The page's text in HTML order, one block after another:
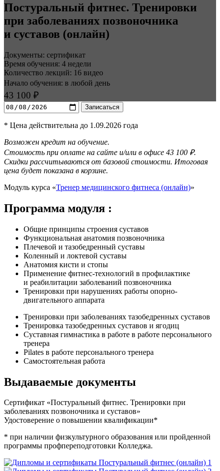
Постуральный фитнес. Тренировки
при заболева­ниях позвоночника
и суставов (онлайн)
Документы: сертификат
Время обучения: 4 недели
Количество лекций: 16 видео
Начало обучения: в любой день
43 100 ₽
Записаться
* Цена действительна до 1.09.2026 года
Возможен кредит на обучение.
Стоимость при оплате на сайте и/или в офисе 43 100 ₽.
Скидки рассчитываются от базовой стоимости. Итоговая
цена будет показана в корзине.
Модуль курса «Тренер медицин­ского фитнеса (онлайн)»
Программа модуля :
Общие принципы строения суставов
Функциональ­ная анатомия позвоночника
Плечевой и тазобедренный суставы
Коленный и локтевой суставы
Анатомия кисти и стопы
Применение фитнес-технологий в профилак­тике
и реабилитации заболева­ний позвоночника
Тренировки при нарушениях работы опорно-
двигательного аппарата
Тренировки при заболева­ниях тазобедренных суставов
Тренировка тазобедренных суставов и ягодиц
Суставная гимнастика в работе в работе персональ­ного
тренера
Pilates в работе персональ­ного тренера
Самостоятельная работа
Выдаваемые документы
Сертификат «Постуральный фитнес. Тренировки при
заболева­ниях позвоночника и суставов»
Удостоверение о повышении квалификации*
* при наличии физкультурного образова­ния или пройденной
программы профпереподго­товки Колледжа.